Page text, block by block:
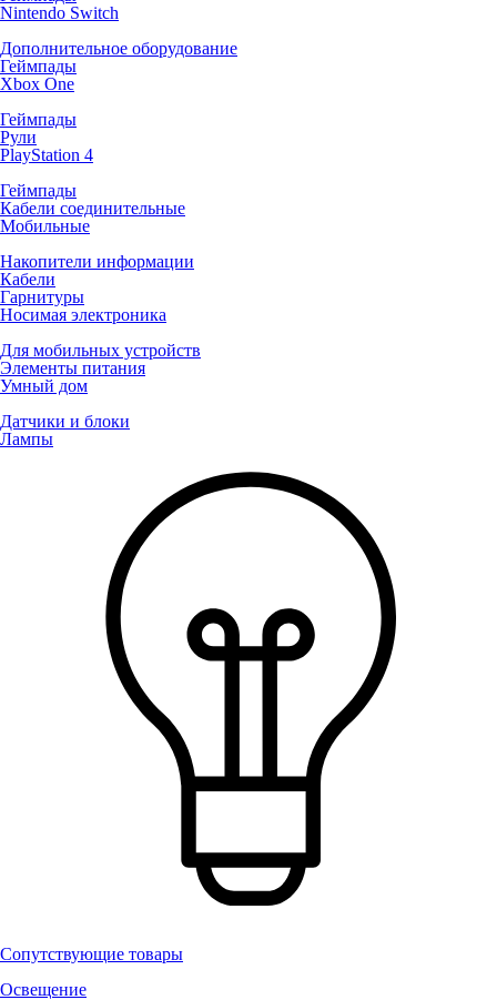
Nintendo Switch
Дополнительное оборудование
Геймпады
Xbox One
Геймпады
Рули
PlayStation 4
Геймпады
Кабели соединительные
Мобильные
Накопители информации
Кабели
Гарнитуры
Носимая электроника
Для мобильных устройств
Элементы питания
Умный дом
Датчики и блоки
Лампы
Сопутствующие товары
Освещение